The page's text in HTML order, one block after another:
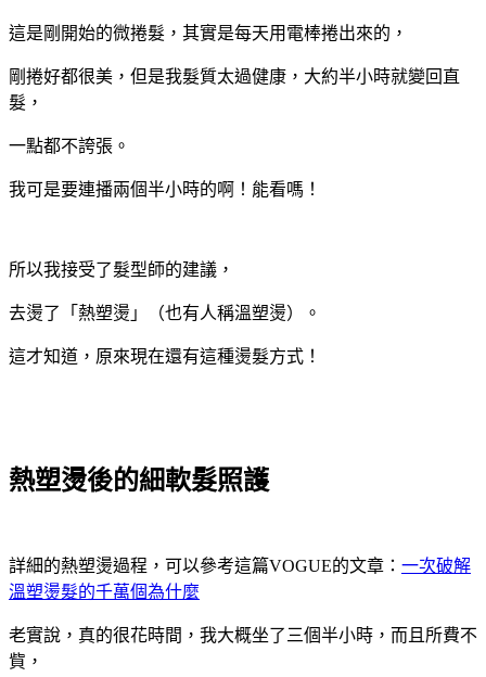
這是剛開始的微捲髮，其實是每天用電棒捲出來的，
剛捲好都很美，但是我髮質太過健康，大約半小時就變回直
髮，
一點都不誇張。
我可是要連播兩個半小時的啊！能看嗎！
所以我接受了髮型師的建議，
去燙了「熱塑燙」（也有人稱溫塑燙）。
這才知道，原來現在還有這種燙髮方式！
熱塑燙後的細軟髮照護
詳細的熱塑燙過程，可以參考這篇VOGUE的文章： 一次破解
溫塑燙髮的千萬個為什麼
老實說，真的很花時間，我大概坐了三個半小時，而且所費不
貲，